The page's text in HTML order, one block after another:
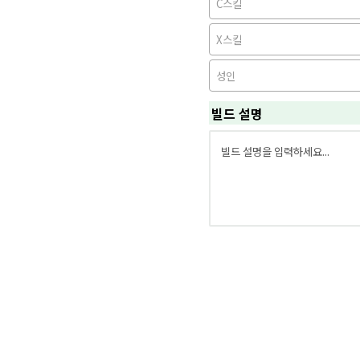
C스킬
X스킬
성인
빌드 설명